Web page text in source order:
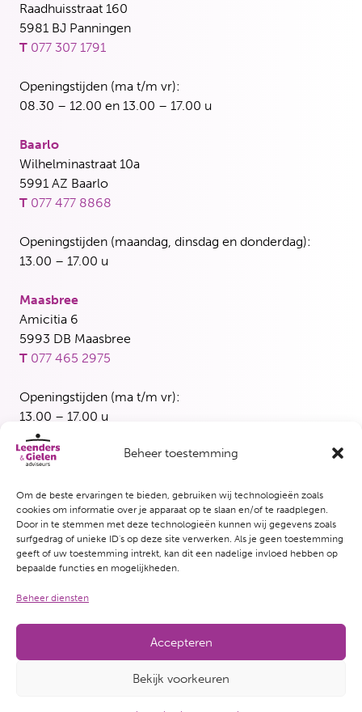
Beheer toestemming
Om de beste ervaringen te bieden, gebruiken wij technologieën zoals
cookies om informatie over je apparaat op te slaan en/of te raadplegen.
Door in te stemmen met deze technologieën kunnen wij gegevens zoals
surfgedrag of unieke ID's op deze site verwerken. Als je geen toestemming
geeft of uw toestemming intrekt, kan dit een nadelige invloed hebben op
bepaalde functies en mogelijkheden.
Beheer diensten
Accepteren
Bekijk voorkeuren
Raadhuisstraat 160
5981 BJ Panningen
T 077 307 1791
Openingstijden (ma t/m vr):
08.30 – 12.00 en 13.00 – 17.00 u
Baarlo
Wilhelminastraat 10a
5991 AZ Baarlo
T 077 477 8868
Openingstijden (maandag, dinsdag en donderdag):
13.00 – 17.00 u
Maasbree
Amicitia 6
5993 DB Maasbree
T 077 465 2975
Openingstijden (ma t/m vr):
13.00 – 17.00 u
Blerick
5921 EH Venlo
T 077 382 5339
Openingstijden (woensdag en vrijdag):
13.00 – 17.00 u
Disclaimer Cookie-policy